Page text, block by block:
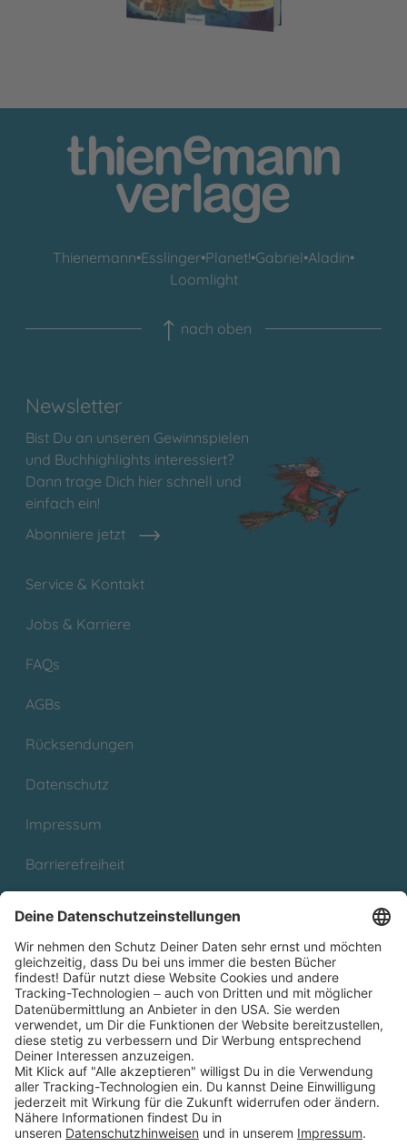
Thienemann•Esslinger•Planet!•Gabriel•Aladin•
Loomlight
nach oben
Newsletter
Bist Du an unseren Gewinnspielen
und Buchhighlights interessiert?
Dann trage Dich hier schnell und
einfach ein!
Abonniere jetzt
Service & Kontakt
Jobs & Karriere
FAQs
AGBs
Rücksendungen
Datenschutz
Impressum
Barrierefreiheit
Partnerprogramm (Affiliate)
Folge uns auf
* Versandkostenfrei ab 9,00 € Bestellwert innerhalb
Deutschlands